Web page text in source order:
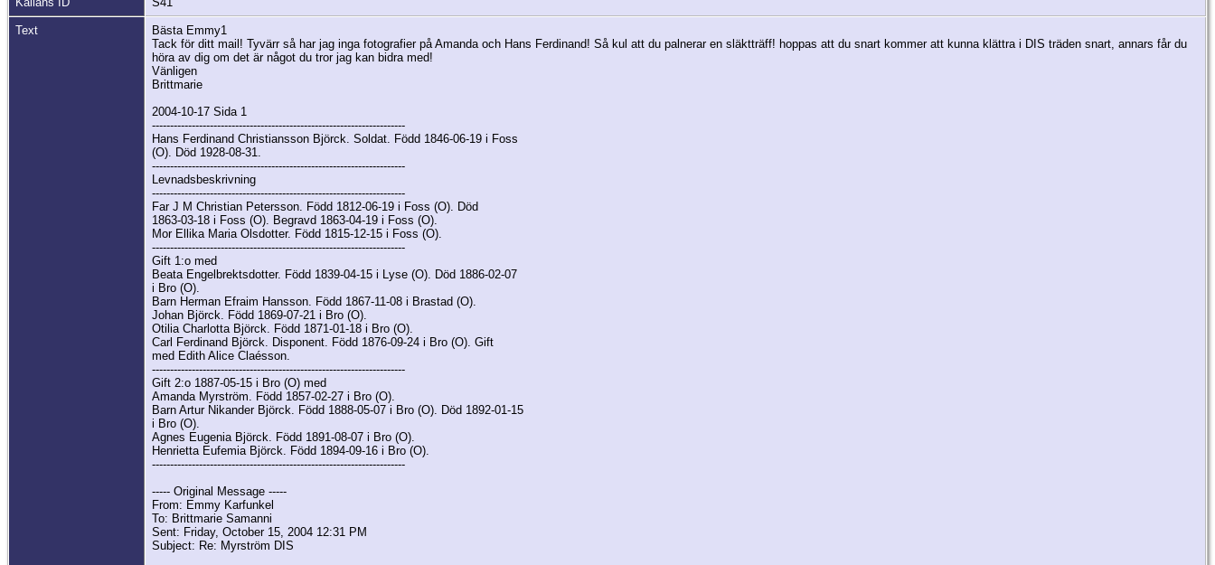
Text
Bästa Emmy1
Tack för ditt mail! Tyvärr så har jag inga fotografier på Amanda och Hans Ferdinand! Så kul att du palnerar en släktträff! hoppas att du snart kommer att kunna klättra i DIS träden snart, annars får du
höra av dig om det är något du tror jag kan bidra med!
Vänligen
Brittmarie
2004-10-17 Sida 1
----------------------------------------------------------------------
Hans Ferdinand Christiansson Björck. Soldat. Född 1846-06-19 i Foss
(O). Död 1928-08-31.
----------------------------------------------------------------------
Levnadsbeskrivning
----------------------------------------------------------------------
Far J M Christian Petersson. Född 1812-06-19 i Foss (O). Död
1863-03-18 i Foss (O). Begravd 1863-04-19 i Foss (O).
Mor Ellika Maria Olsdotter. Född 1815-12-15 i Foss (O).
----------------------------------------------------------------------
Gift 1:o med
Beata Engelbrektsdotter. Född 1839-04-15 i Lyse (O). Död 1886-02-07
i Bro (O).
Barn Herman Efraim Hansson. Född 1867-11-08 i Brastad (O).
Johan Björck. Född 1869-07-21 i Bro (O).
Otilia Charlotta Björck. Född 1871-01-18 i Bro (O).
Carl Ferdinand Björck. Disponent. Född 1876-09-24 i Bro (O). Gift
med Edith Alice Claésson.
----------------------------------------------------------------------
Gift 2:o 1887-05-15 i Bro (O) med
Amanda Myrström. Född 1857-02-27 i Bro (O).
Barn Artur Nikander Björck. Född 1888-05-07 i Bro (O). Död 1892-01-15
i Bro (O).
Agnes Eugenia Björck. Född 1891-08-07 i Bro (O).
Henrietta Eufemia Björck. Född 1894-09-16 i Bro (O).
----------------------------------------------------------------------
----- Original Message -----
From: Emmy Karfunkel
To: Brittmarie Samanni
Sent: Friday, October 15, 2004 12:31 PM
Subject: Re: Myrström DIS